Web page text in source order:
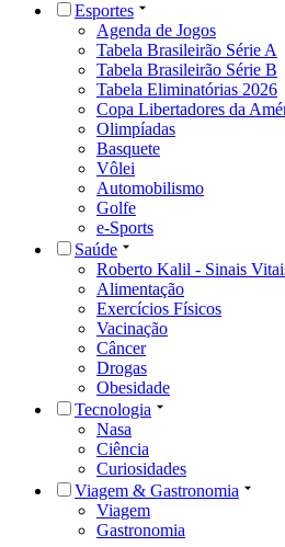
Esportes
Agenda de Jogos
Tabela Brasileirão Série A
Tabela Brasileirão Série B
Tabela Eliminatórias 2026
Copa Libertadores da
Olimpíadas
Basquete
Vôlei
Automobilismo
Golfe
e-Sports
Saúde
Roberto Kalil - Sinais
Alimentação
Exercícios Físicos
Vacinação
Câncer
Drogas
Obesidade
Tecnologia
Nasa
Ciência
Curiosidades
Viagem & Gastronomia
Viagem
Gastronomia